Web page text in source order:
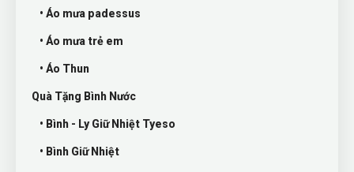
• Áo mưa padessus
• Áo mưa trẻ em
• Áo Thun
Quà Tặng Bình Nước
• Bình - Ly Giữ Nhiệt Tyeso
• Bình Giữ Nhiệt